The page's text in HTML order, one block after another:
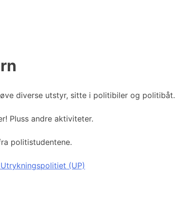
diverse utstyr, sitte i politibiler og politibåt.
Pluss andre aktiviteter.
politistudentene.
(UP)